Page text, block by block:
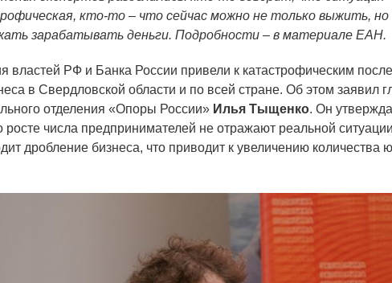
кто-то – что сейчас можно не только выжить, но
зарабатывать деньги. Подробности – в материале ЕАН.
властей РФ и Банка России привели к катастрофическим
в Свердловской области и по всей стране. Об этом заявил
отделения «Опоры России» Илья Тыщенко. Он
росте числа предпринимателей не отражают реальной
дробление бизнеса, что приводит к увеличению количества